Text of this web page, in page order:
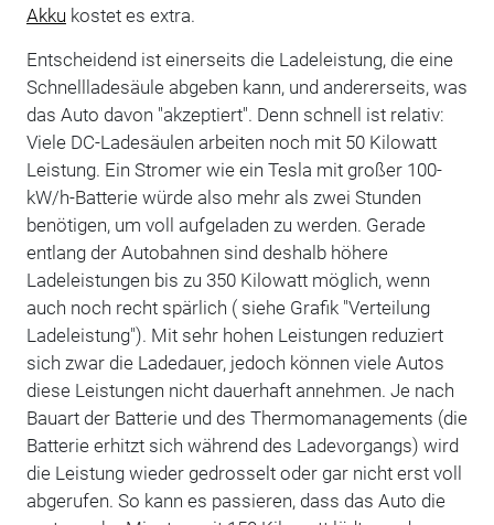
Akku kostet es extra.
Entscheidend ist einerseits die Ladeleistung, die eine
Schnellladesäule abgeben kann, und andererseits, was
das Auto davon "akzeptiert". Denn schnell ist relativ:
Viele DC-Ladesäulen arbeiten noch mit 50 Kilowatt
Leistung. Ein Stromer wie ein Tesla mit großer 100-
kW/h-Batterie würde also mehr als zwei Stunden
benötigen, um voll aufgeladen zu werden. Gerade
entlang der Autobahnen sind deshalb höhere
Ladeleistungen bis zu 350 Kilowatt möglich, wenn
auch noch recht spärlich ( siehe Grafik "Verteilung
Ladeleistung"). Mit sehr hohen Leistungen reduziert
sich zwar die Ladedauer, jedoch können viele Autos
diese Leistungen nicht dauerhaft annehmen. Je nach
Bauart der Batterie und des Thermomanagements (die
Batterie erhitzt sich während des Ladevorgangs) wird
die Leistung wieder gedrosselt oder gar nicht erst voll
abgerufen. So kann es passieren, dass das Auto die